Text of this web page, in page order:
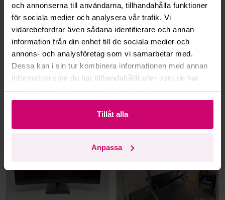
och annonserna till användarna, tillhandahålla funktioner
för sociala medier och analysera vår trafik. Vi
vidarebefordrar även sådana identifierare och annan
information från din enhet till de sociala medier och
annons- och analysföretag som vi samarbetar med.
Dessa kan i sin tur kombinera informationen med annan
information som du har tillhandahållit eller som de har
samlat in när du har använt deras tjänster.
Tillåt alla
Anpassa
Kan jag ångra ett bud?
Läs fler frågor och svar
Mer från samma kategori